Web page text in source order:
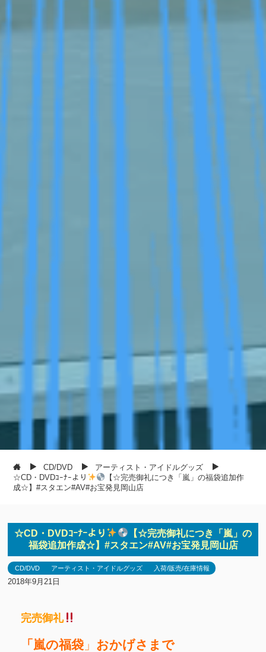
CD/DVD
アーティスト・アイドルグッズ
☆CD・DVDｺｰﾅｰより
【☆完売御礼につき「嵐」の福袋追加作
成☆】#スタエン#AV#お宝発見岡山店
☆CD・DVDｺｰﾅｰより
【☆完売御礼につき「嵐」の
福袋追加作成☆】#スタエン#AV#お宝発見岡山店
CD/DVD アーティスト・アイドルグッズ 入荷/販売/在庫情報
2018年9月21日
完売御礼
「嵐の福袋」 おかげさまで